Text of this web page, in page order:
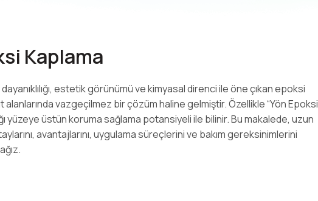
Kaplama
estetik görünümü ve kimyasal direnci ile öne çıkan epoksi
vazgeçilmez bir çözüm haline gelmiştir. Özellikle “Yön Epoksi
yüzeye üstün koruma sağlama potansiyeli ile bilinir. Bu makalede, uzun
avantajlarını, uygulama süreçlerini ve bakım gereksinimlerini